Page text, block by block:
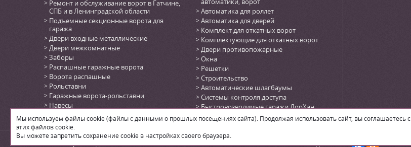
Мы используем файлы cookie (файлы с данными о прошлых посещениях сайта). Продолжая использовать сайт, вы соглашаетесь с
этих файлов cookie.
Вы можете запретить сохранение cookie в настройках своего браузера.
Ремонт и обслуживание ворот в Гатчине,
СПБ и в Ленинградской области
Подъемные секционные ворота для
гаража
Двери входные металлические
Двери межкомнатные
Заборы
Распашные гаражные ворота
Ворота распашные
Рольставни
Гаражные ворота-рольставни
Навесы
Автоматика для откатных ворот
Автоматика для секционных ворот
Автоматика для роллет
Автоматика для дверей
Комплект для откатных ворот
Комплектующие для откатных ворот
Двери противопожарные
Окна
Решетки
Строительство
Автоматические шлагбаумы
Системы контроля доступа
Быстровозводимые гаражи ДорХан
© 2026Производственная компания «ЛВН» Поделиться: